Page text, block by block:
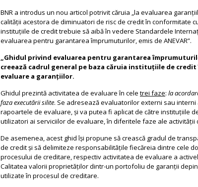
BNR a introdus un nou articol potrivit căruia „la evaluarea
calităţii acestora de diminuatori de risc de credit în conformitate
instituţiile de credit trebuie să aibă în vedere Standardele
evaluarea pentru garantarea împrumuturilor, emis de ANEVAR”.
„Ghidul privind evaluarea pentru garantarea
creează cadrul general pe baza căruia instituţiile de
evaluare a garanţiilor.
Ghidul prezintă activitatea de evaluare în cele trei faze: la
faza executării silite. Se adresează evaluatorilor externi sau
rapoartele de evaluare, şi va putea fi aplicat de către instituţiile
utilizatori ai serviciilor de evaluare, în diferitele faze ale activităţii
De asemenea, acest ghid îşi propune să crească gradul de
de credit şi să delimiteze responsabilităţile fiecăreia dintre cele
procesului de creditare, respectiv activitatea de evaluare a
Calitatea valorii proprietăţilor dintr-un portofoliu de garanţii
utilizate în procesul de creditare.